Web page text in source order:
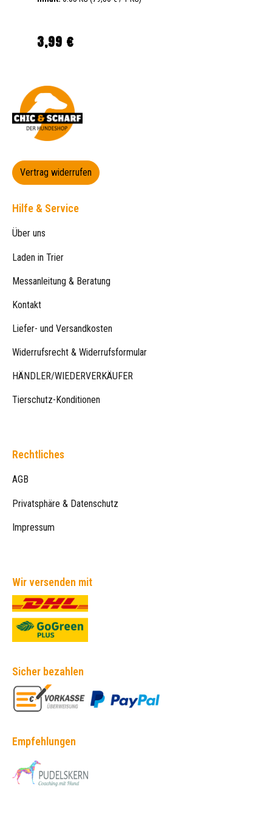
Regulärer Preis:
3,99 €
Vertrag widerrufen
Hilfe & Service
Über uns
Laden in Trier
Messanleitung & Beratung
Kontakt
Liefer- und Versandkosten
Widerrufsrecht & Widerrufsformular
HÄNDLER/WIEDERVERKÄUFER
Tierschutz-Konditionen
Rechtliches
AGB
Privatsphäre & Datenschutz
Impressum
Wir versenden mit
Sicher bezahlen
Empfehlungen